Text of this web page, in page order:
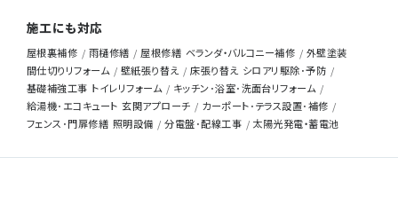
施工にも対応
屋根裏補修 雨樋修繕 屋根修繕 ベランダ・バルコニー補修
外壁塗装
間仕切りリフォーム
壁紙張り替え 床張り替え シロアリ駆除･予防
基礎補強工事 トイレリフォーム
キッチン･浴室･洗面台リフォーム
給湯機･エコキュート 玄関アプローチ
カーポート･テラス設置･補修
フェンス･門扉修繕 照明設備 分電盤･配線工事 太陽光発電・蓄電池